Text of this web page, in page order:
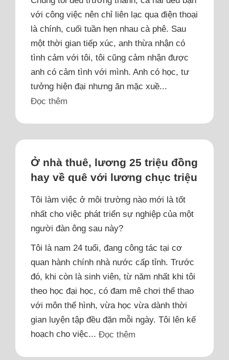
với công việc nên chỉ liên lạc qua điện thoại
là chính, cuối tuần hẹn nhau cà phê. Sau
một thời gian tiếp xúc, anh thừa nhận có
tình cảm với tôi, tôi cũng cảm nhận được
anh có cảm tình với mình. Anh có học, tư
tưởng hiện đại nhưng ăn mặc xuề...
Đọc thêm
Ở nhà thuê, lương 25 triệu đồng
hay về quê với lương chục triệu
Tôi làm việc ở môi trường nào mới là tốt
nhất cho việc phát triển sự nghiệp của một
người đàn ông sau này?
Tôi là nam 24 tuổi, đang công tác tại cơ
quan hành chính nhà nước cấp tỉnh. Trước
đó, khi còn là sinh viên, từ năm nhất khi tôi
theo học đại học, có đam mê chơi thể thao
với môn thể hình, vừa học vừa dành thời
gian luyện tập đều đặn mỗi ngày. Tôi lên kế
hoạch cho việc...Đọc thêm